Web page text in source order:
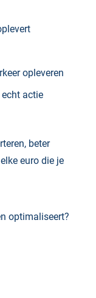
opleveren
actie
beter
euro die je
optimaliseert?